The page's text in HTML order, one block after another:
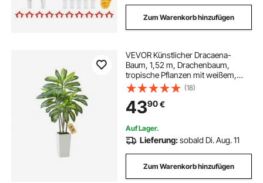
Zum Warenkorb hinzufügen
VEVOR Künstlicher Dracaena-
Baum, 1,52 m, Drachenbaum,
tropische Pflanzen mit weißem,
hohem Pflanzgefäß,
Kunstseidenpflanze im Topf, große
Bäume für Veranden, Wohnzimmer,
Terrassen Zuhause, Büro
(18)
4390€
Auf Lager.
Lieferung:sobald Di. Aug. 11
Zum Warenkorb hinzufügen